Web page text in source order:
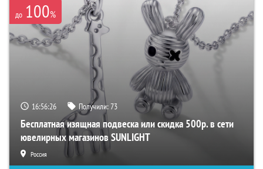
до 100%
16:56:25 Получили:73
Бесплатная изящная подвеска или скидка 500р. в сети
ювелирных магазинов SUNLIGHT
Россия